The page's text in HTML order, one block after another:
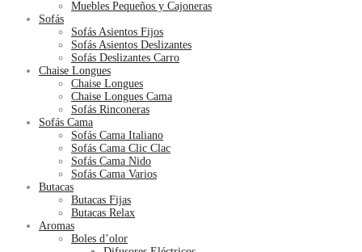
Muebles Pequeños y Cajoneras
Sofás
Sofás Asientos Fijos
Sofás Asientos Deslizantes
Sofás Deslizantes Carro
Chaise Longues
Chaise Longues
Chaise Longues Cama
Sofás Rinconeras
Sofás Cama
Sofás Cama Italiano
Sofás Cama Clic Clac
Sofás Cama Nido
Sofás Cama Varios
Butacas
Butacas Fijas
Butacas Relax
Aromas
Boles d’olor